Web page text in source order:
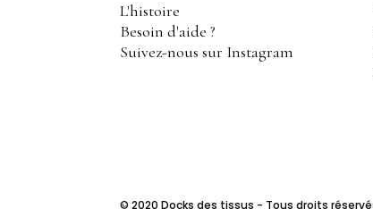
L'histoire
Besoin d'aide ?
Suivez-nous sur Instagram
© 2020 Docks des tissus - Tous droits